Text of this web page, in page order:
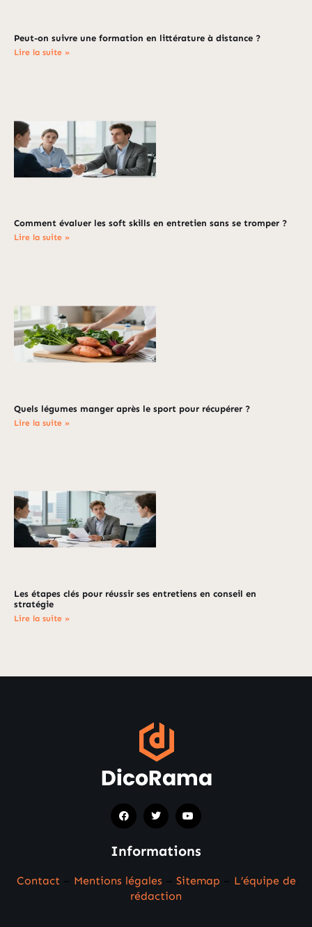
Peut-on suivre une formation en littérature à distance ?
Lire la suite »
Comment évaluer les soft skills en entretien sans se tromper ?
Lire la suite »
Quels légumes manger après le sport pour récupérer ?
Lire la suite »
Les étapes clés pour réussir ses entretiens en conseil en
stratégie
Lire la suite »
Informations
Contact Mentions légales Sitemap
L’équipe de
rédaction